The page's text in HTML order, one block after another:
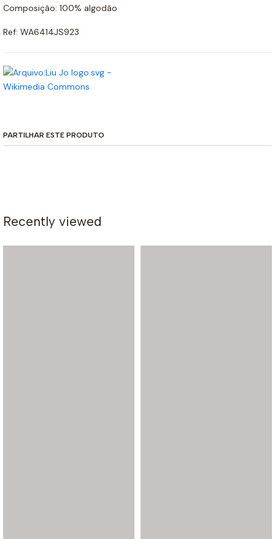
Composição: 100% algodão
Ref: WA6414JS923
PARTILHAR ESTE PRODUTO
Recently viewed